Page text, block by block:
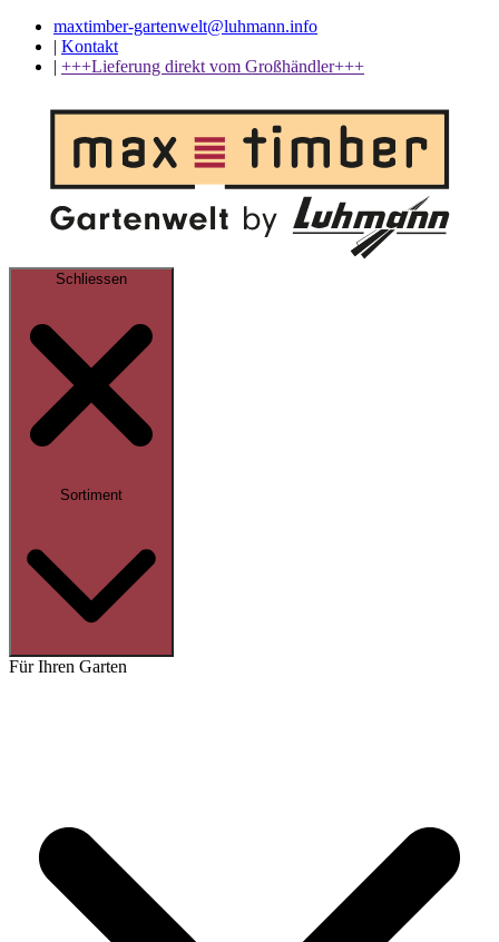
maxtimber-gartenwelt@luhmann.info
| Kontakt
| +++Lieferung direkt vom Großhändler+++
Schliessen
Sortiment
Für Ihren Garten